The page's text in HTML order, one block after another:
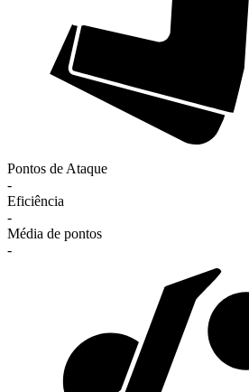
Pontos de Ataque
-
Eficiência
-
Média de pontos
-